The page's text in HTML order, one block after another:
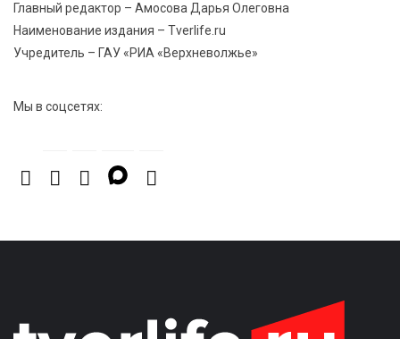
Рекорд года: в июле в России продали 122,1 тыс.
новых легковых авто
Главный редактор – Амосова Дарья Олеговна
Наименование издания – Tverlife.ru
Учредитель – ГАУ «РИА «Верхневолжье»
Мы в соцсетях: